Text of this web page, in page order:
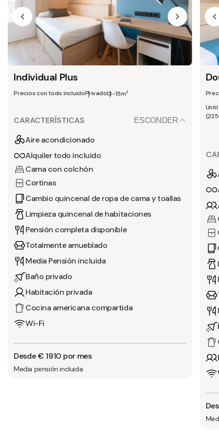
Individual Plus
Precios con todo incluidoPrivado13-15m2
CARACTERÍSTICAS ESCONDER
Aire acondicionado
Alquiler todo incluido
Cama con colchón
Cortinas
Cambio quincenal de ropa de cama y toallas
Limpieza quincenal de habitaciones
Pensión completa disponible
Totalmente amueblado
Media Pensión incluida
Baño privado
Habitación privada
Cocina americana compartida
Wi-Fi
Desde € 1910 por mes
Media pensión incluida